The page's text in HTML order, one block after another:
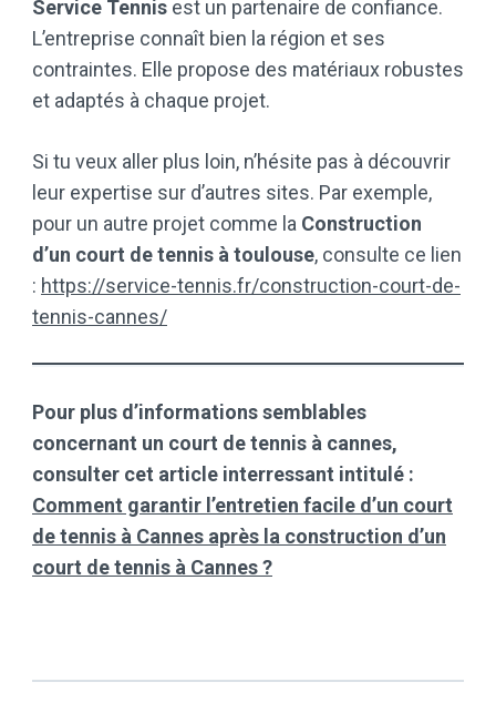
Service Tennis est un partenaire de confiance.
L’entreprise connaît bien la région et ses
contraintes. Elle propose des matériaux robustes
et adaptés à chaque projet.
Si tu veux aller plus loin, n’hésite pas à découvrir
leur expertise sur d’autres sites. Par exemple,
pour un autre projet comme la Construction
d’un court de tennis à toulouse, consulte ce lien
: https://service-tennis.fr/construction-court-de-
tennis-cannes/
Pour plus d’informations semblables
concernant un court de tennis à cannes,
consulter cet article interressant intitulé :
Comment garantir l’entretien facile d’un court
de tennis à Cannes après la construction d’un
court de tennis à Cannes ?